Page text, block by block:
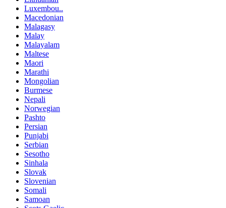
Luxembou..
Macedonian
Malagasy
Malay
Malayalam
Maltese
Maori
Marathi
Mongolian
Burmese
Nepali
Norwegian
Pashto
Persian
Punjabi
Serbian
Sesotho
Sinhala
Slovak
Slovenian
Somali
Samoan